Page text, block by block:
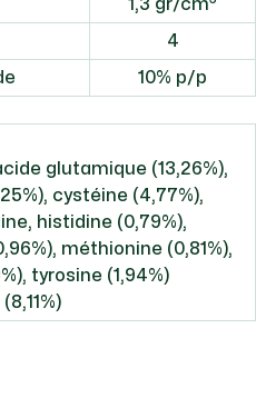
1,3 gr/cm
4
10% p/p
glutamique (13,26%),
cystéine (4,77%),
histidine (0,79%),
méthionine (0,81%),
tyrosine (1,94%)